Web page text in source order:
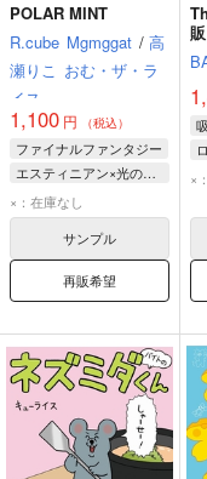
POLAR MINT
R.cube Mgmggat / 高
瀬りこ おむ・ザ・ラ
イス
1,100 円 （税込）
ファイナルファンタジー
エスティニアン×光の戦士♀
エスティニアン
光の戦士
×：在庫なし
サンプル
再販希望
販
×